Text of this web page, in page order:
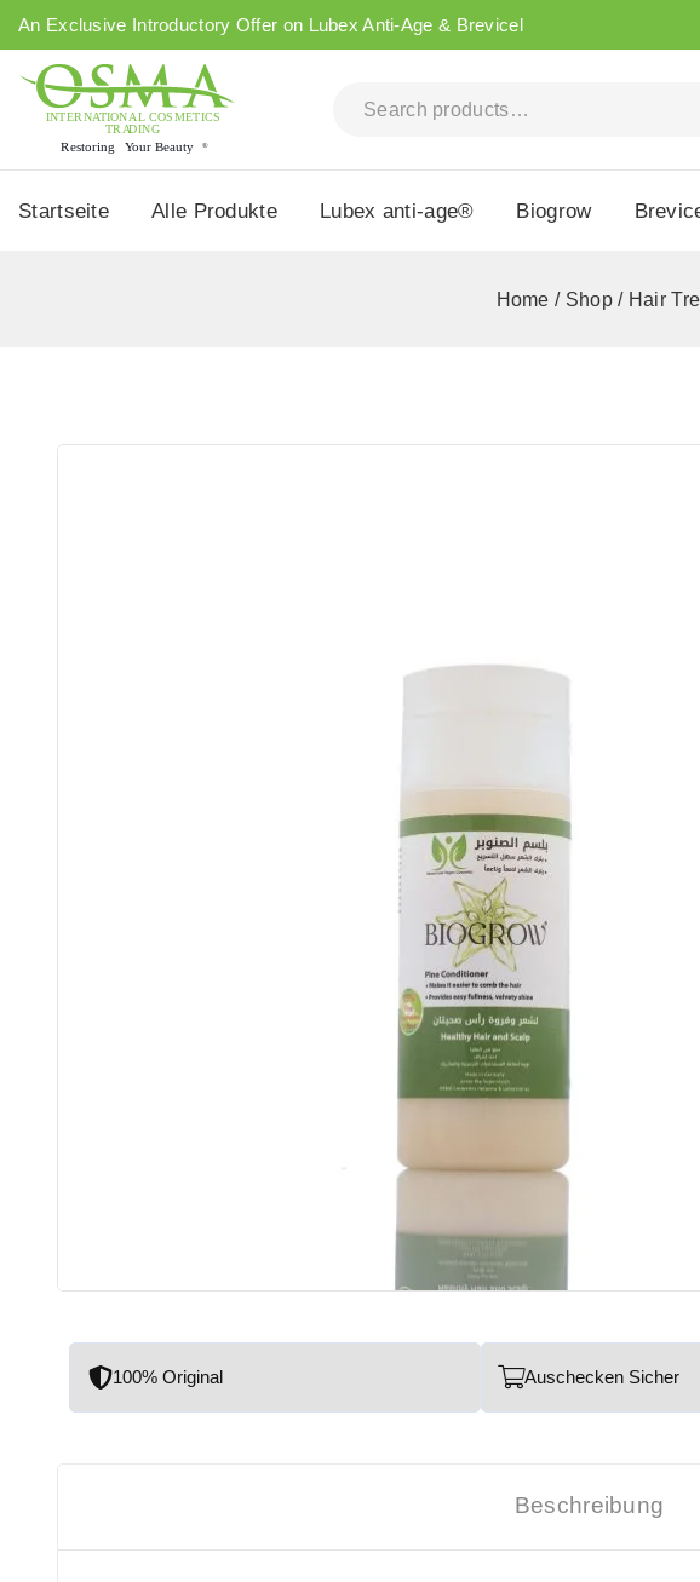
An Exclusive Introductory Offer on Lubex Anti-Age & Brevicel
Startseite Alle Produkte Lubex anti-age® Biogrow
Home / Shop / Hair
100% Original Auschecken Sicher
Beschreibung